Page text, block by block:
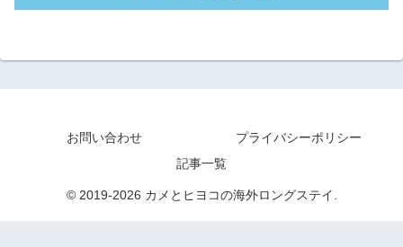
お問い合わせ
プライバシーポリシー
記事一覧
© 2019-2026 カメとヒヨコの海外ロングステイ.